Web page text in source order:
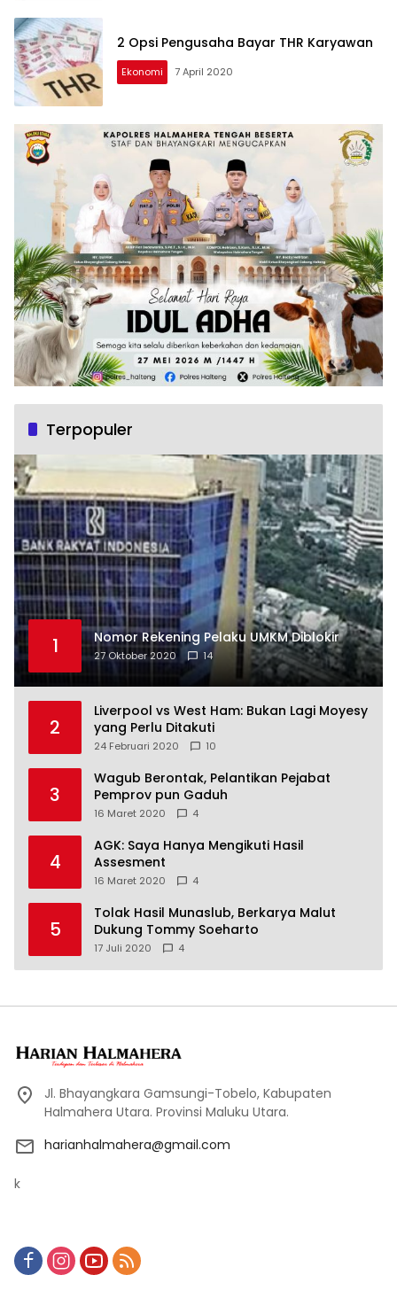
2 Opsi Pengusaha Bayar THR Karyawan
Ekonomi 7 April 2020
Terpopuler
1 Nomor Rekening Pelaku UMKM Diblokir
27 Oktober 2020 14
2
Liverpool vs West Ham: Bukan Lagi Moyesy
yang Perlu Ditakuti
24 Februari 2020 10
3
Wagub Berontak, Pelantikan Pejabat
Pemprov pun Gaduh
16 Maret 2020 4
4
AGK: Saya Hanya Mengikuti Hasil
Assesment
16 Maret 2020 4
5
Tolak Hasil Munaslub, Berkarya Malut
Dukung Tommy Soeharto
17 Juli 2020 4
Jl. Bhayangkara Gamsungi-Tobelo, Kabupaten
Halmahera Utara. Provinsi Maluku Utara.
harianhalmahera@gmail.com
k